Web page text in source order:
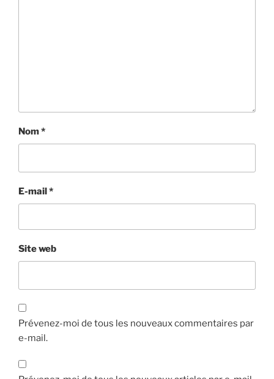
Nom*
E-mail*
Site web
Prévenez-moi de tous les nouveaux commentaires par
e-mail.